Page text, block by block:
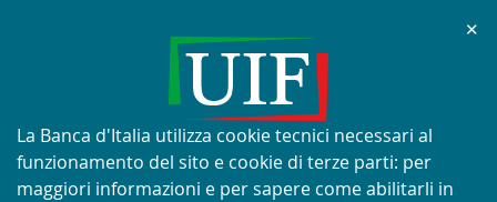
Tentativi di truffa con utilizzo
improprio del nome e del logo
della UIF
✕
Informativa
sui
cookie:
La Banca d'Italia utilizza cookie tecnici necessari al
funzionamento del sito e cookie di terze parti: per
maggiori informazioni e per sapere come abilitarli in